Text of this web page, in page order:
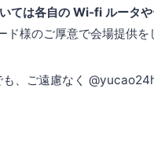
ては各自の Wi-fi ルータ
様のご厚意で会場提供を
、ご遠慮なく